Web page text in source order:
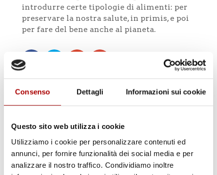
Consenso Dettagli Informazioni sui cookie
Questo sito web utilizza i cookie
Utilizziamo i cookie per personalizzare contenuti ed
annunci, per fornire funzionalità dei social media e per
analizzare il nostro traffico. Condividiamo inoltre
introdurre certe tipologie di alimenti: per
preservare la nostra salute, in primis, e poi
per fare del bene anche al pianeta.
Cerca